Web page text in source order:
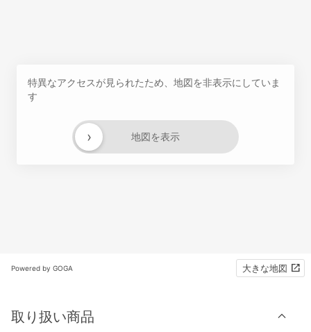
特異なアクセスが見られたため、地図を非表示にしていま
す
地図を表示
›
Powered by GOGA 大きな地図
取り扱い商品